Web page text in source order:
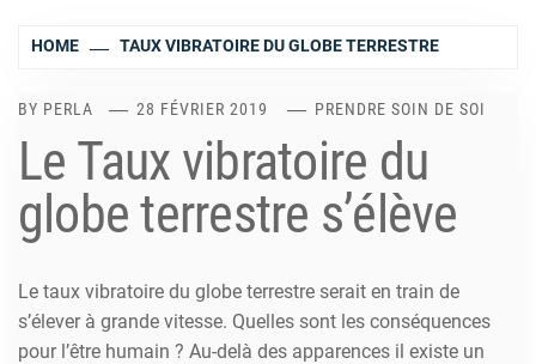
HOME TAUX VIBRATOIRE DU GLOBE TERRESTRE
BY PERLA 28 FÉVRIER 2019 PRENDRE SOIN DE SOI
Le Taux vibratoire du
globe terrestre s’élève
Le taux vibratoire du globe terrestre serait en train de
s’élever à grande vitesse. Quelles sont les conséquences
pour l’être humain ? Au-delà des apparences il existe un